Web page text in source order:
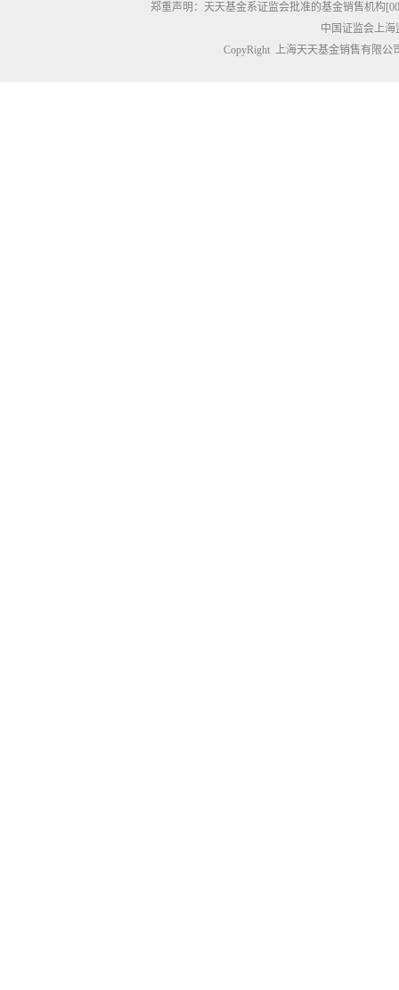
郑重声明： 天天基金系证监会批准的基金销售机构
中国证监会上
CopyRight 上海天天基金销售有限